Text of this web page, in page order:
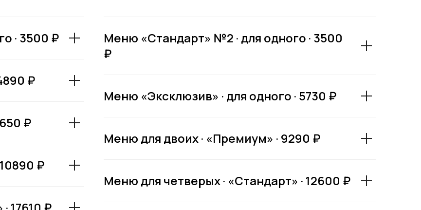
· 3500 ₽
₽
₽
₽
Меню «Стандарт» №2 · для одного · 3500
₽
Меню «Эксклюзив» · для одного · 5730 ₽
Меню для двоих · «Премиум» · 9290 ₽
Меню для четверых · «Стандарт» · 12600 ₽